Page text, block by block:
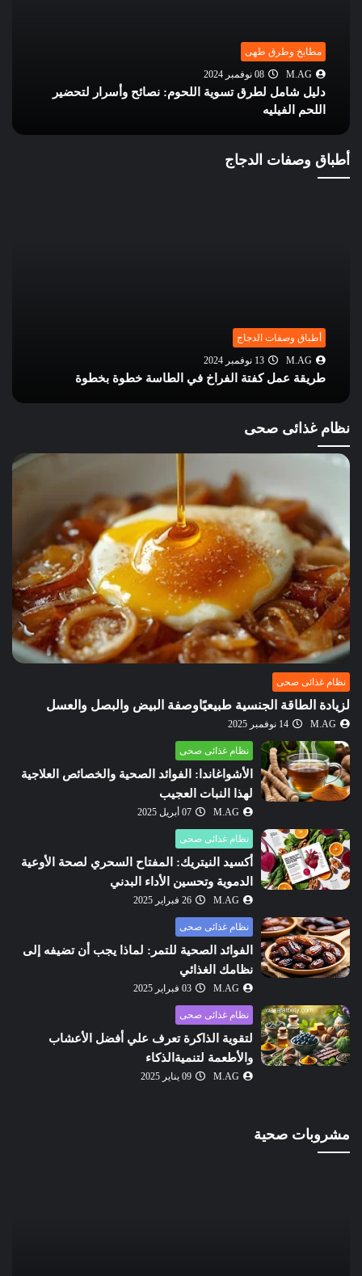
مطابخ وطرق طهى
M.AG
08 نوفمبر 2024
دليل شامل لطرق تسوية اللحوم: نصائح وأسرار لتحضير
اللحم الفيليه
أطباق وصفات الدجاج
أطباق وصفات الدجاج
M.AG
31 يوليو 2024
طريقة عمل طاجن البطاطس والدجاج بالجبنة الموزاريلا
نظام غذائى صحى
نظام غذائى صحى
لزيادة الطاقة الجنسية طبيعيًاوصفة البيض والبصل والعسل
M.AG 14 نوفمبر 2025
نظام غذائى صحى
الأشواغاندا: الفوائد الصحية والخصائص العلاجية
لهذا النبات العجيب
M.AG 07 أبريل 2025
نظام غذائى صحى
أكسيد النيتريك: المفتاح السحري لصحة الأوعية
الدموية وتحسين الأداء البدني
M.AG 26 فبراير 2025
نظام غذائى صحى
الفوائد الصحية للتمر: لماذا يجب أن تضيفه إلى
نظامك الغذائي
M.AG 03 فبراير 2025
نظام غذائى صحى
لتقوية الذاكرة تعرف علي أفضل الأعشاب
والأطعمة لتنميةالذكاء
M.AG 09 يناير 2025
مشروبات صحية